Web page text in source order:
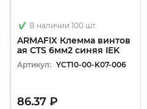
В наличии 100 шт.
ARMAFIX Клемма винтов
ая CTS 6мм2 синяя IEK
Артикул: YCT10-00-K07-006
86.37 ₽